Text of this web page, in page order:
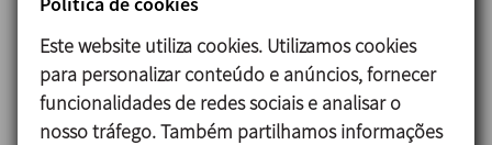
Este website utiliza cookies. Utilizamos cookies
para personalizar conteúdo e anúncios, fornecer
funcionalidades de redes sociais e analisar o
nosso tráfego. Também partilhamos informações